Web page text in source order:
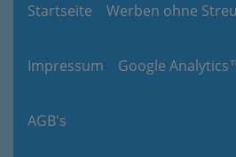
Startseite Werben ohne
Impressum Google
AGB's